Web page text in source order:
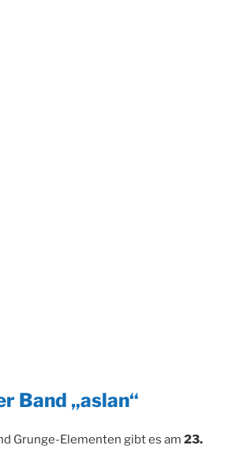
Band „aslan“
Grunge-Elementen gibt es am 23.